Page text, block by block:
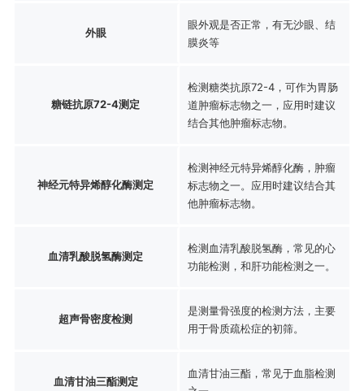
外眼
眼外观是否正常，有无沙眼、结
膜炎等
糖链抗原72-4测定
检测糖类抗原72-4，可作为胃肠
道肿瘤标志物之一，应用时建议
结合其他肿瘤标志物。
神经元特异烯醇化酶测定
检测神经元特异烯醇化酶，肿瘤
标志物之一。应用时建议结合其
他肿瘤标志物。
血清乳酸脱氢酶测定
检测血清乳酸脱氢酶，常见的心
功能检测，和肝功能检测之一。
超声骨密度检测
是测量骨强度的检测方法，主要
用于骨质疏松症的初筛。
血清甘油三酯测定
血清甘油三酯，常见于血脂检测